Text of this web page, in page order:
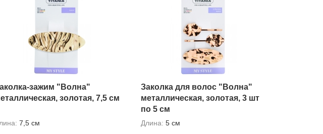
зажим "Волна"
золотая, 7,5 см
7,5 см
Заколка для волос "Волна"
металлическая, золотая, 3 шт
по 5 см
Длина: 5 см